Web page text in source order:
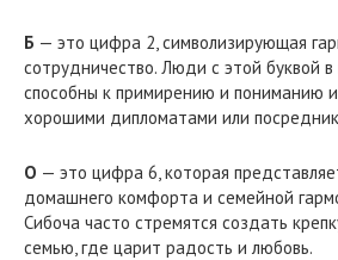
Б — это цифра 2, символизирующая
сотрудничество. Люди с этой буквой
способны к примирению и пониманию и
хорошими дипломатами или
О — это цифра 6, которая
домашнего комфорта и семейной
Сибоча часто стремятся создать
семью, где царит радость и любовь.